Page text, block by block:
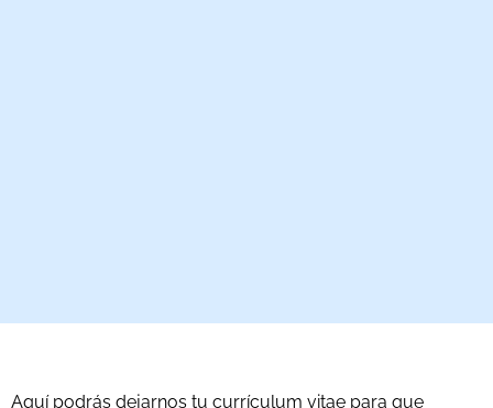
Aquí podrás dejarnos tu currículum vitae para que